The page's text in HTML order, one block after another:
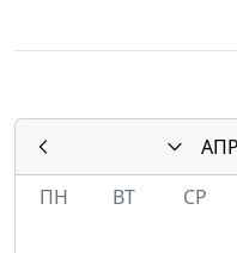
ПН
ВТ СР